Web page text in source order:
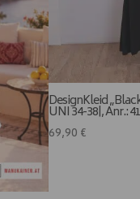
DesignKleid
UNI 34-38|, Anr.:
69,90 €